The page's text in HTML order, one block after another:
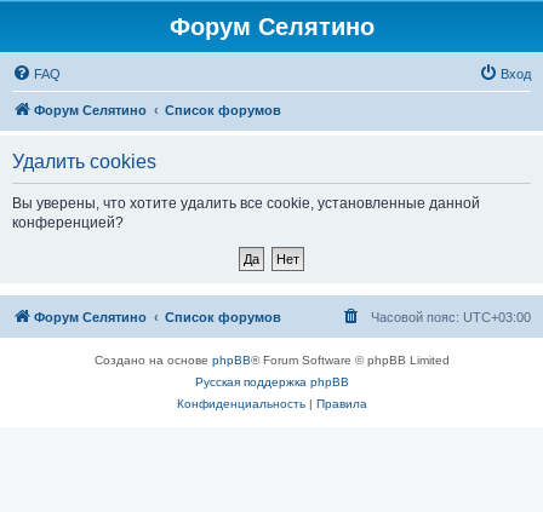
Форум Селятино
FAQ Вход
Форум Селятино Список форумов
Удалить cookies
Вы уверены, что хотите удалить все cookie, установленные данной
конференцией?
Форум Селятино Список форумов Часовой пояс: UTC+03:00
Создано на основе phpBB® Forum Software © phpBB Limited
Русская поддержка phpBB
Конфиденциальность| Правила